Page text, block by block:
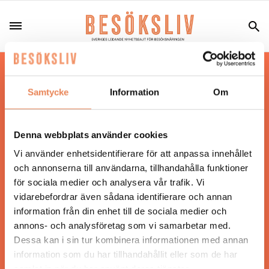
Samtycke Information Om
Denna webbplats använder cookies
Vi använder enhetsidentifierare för att anpassa innehållet
och annonserna till användarna, tillhandahålla funktioner
för sociala medier och analysera vår trafik. Vi
vidarebefordrar även sådana identifierare och annan
information från din enhet till de sociala medier och
annons- och analysföretag som vi samarbetar med.
Dessa kan i sin tur kombinera informationen med annan
information som du har tillhandahållit eller som de har
Hos oss läser du landets mest uppdaterade
nyheter och snackisar inom besöksnäringen.
Besöksliv i sin tryckta form är ett affärsmagasin
Tidningen ges ut avVisita
ANSVARIG UTGIVARE
Jonas Siljhammar
UPPHOVSRÄTT